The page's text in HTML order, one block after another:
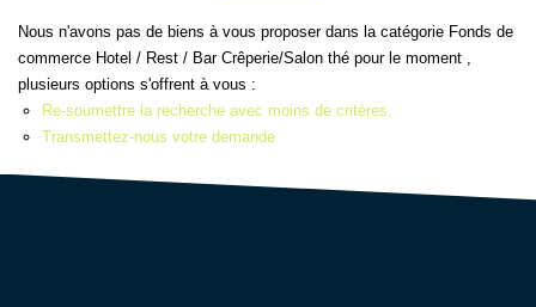
AGENCE
Qui Sommes-Nous ?
Nous Rejoindre
Créer une alerte
Nous n'avons pas de biens à vous proposer dans la catégorie Fonds de
commerce Hotel / Rest / Bar Crêperie/Salon thé pour le moment ,
plusieurs options s'offrent à vous :
Re-soumettre la recherche avec moins de critères.
Transmettez-nous votre demande